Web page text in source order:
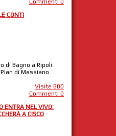
Commenti 0
CONTI
di Bagno a Ripoli
di Massiano.
Visite 800
Commenti 0
ENTRA NEL VIVO:
A CISCO